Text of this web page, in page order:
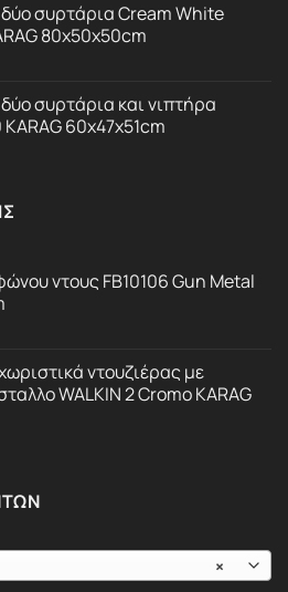
συρτάρια Cream White
80x50x50cm
συρτάρια και νιπτήρα
60x47x51cm
ντους FB10106 Gun Metal
ντουζιέρας με
WALKIN 2 Cromo KARAG
×